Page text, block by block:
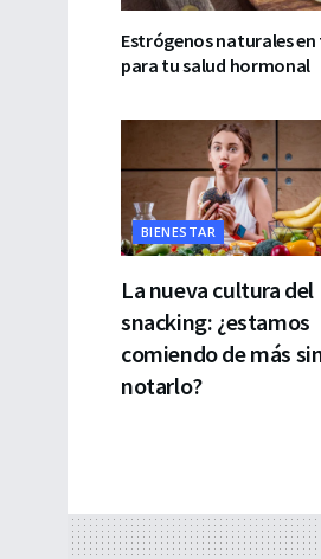
Estrógenos naturales
para tu salud hormonal
BIENESTAR
La nueva cultura del
snacking: ¿estamos
comiendo de más
notarlo?